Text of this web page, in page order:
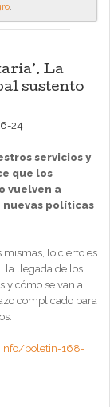
.
La
sustento
24
servicios y
que los
vuelven a
nuevas políticas
mismas, lo cierto es
la llegada de los
y cómo se van a
complicado para
boletin-168-